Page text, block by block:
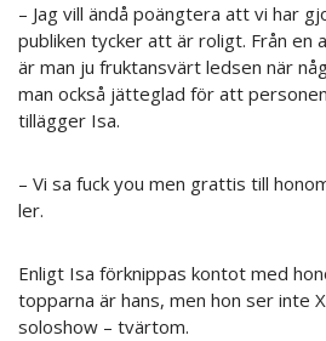
– Jag vill ändå poängtera att vi har
publiken tycker att är roligt. Från en
är man ju fruktansvärt ledsen när
man också jätteglad för att
tillägger Isa.
– Vi sa fuck you men grattis till
ler.
Enligt Isa förknippas kontot med
topparna är hans, men hon ser inte
soloshow – tvärtom.